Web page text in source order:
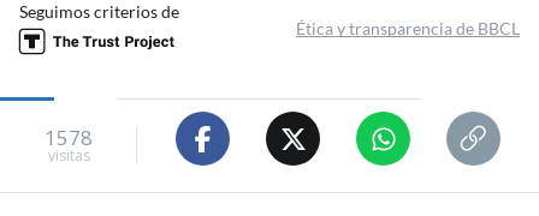
Seguimos criterios de
Ética y transparencia de BBCL
1578
visitas